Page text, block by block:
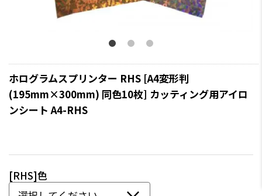
ホログラムスプリンター RHS [A4変形判
(195mm×300mm) 同色10枚] カッティング用アイロ
ンシート A4-RHS
[RHS]色